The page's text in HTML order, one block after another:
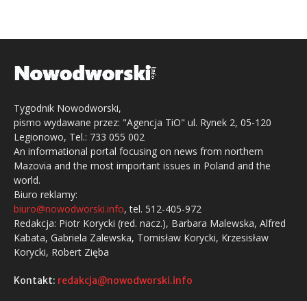
Tygodnik Nowodworski,
pismo wydawane przez: "Agencja TiO" ul. Rynek 2, 05-120
Legionowo, Tel.: 733 055 002
An informational portal focusing on news from northern
Mazovia and the most important issues in Poland and the
world.
Biuro reklamy:
biuro@nowodworski.info, tel. 512-405-972
Redakcja: Piotr Korycki (red. nacz.), Barbara Malewska, Alfred
Kabata, Gabriela Zalewska, Tomisław Korycki, Krzesisław
Korycki, Robert Zięba
Kontakt: redakcja@nowodworski.info